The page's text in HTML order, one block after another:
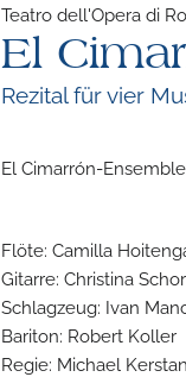
Teatro dell'Opera di
El
Rezital für vier
El Cimarrón-Ensemble
Flöte: Camilla
Gitarre: Christina
Schlagzeug: Ivan
Bariton: Robert Koller
Regie: Michael Kerstan